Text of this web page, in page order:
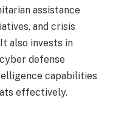
assistance
and crisis
also invests in
defense
capabilities
effectively.